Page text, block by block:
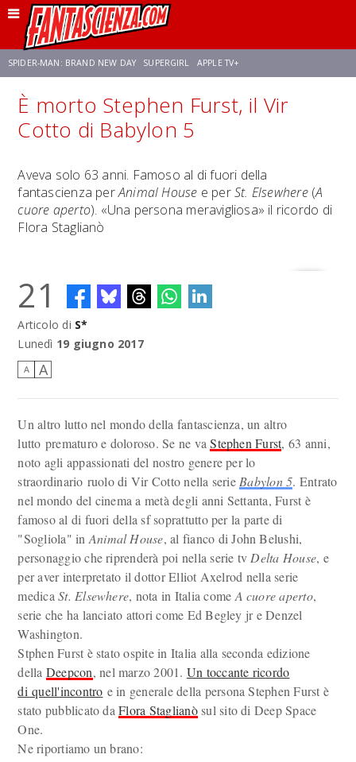
SPIDER-MAN: BRAND NEW DAY SUPERGIRL APPLE TV+
FRANCO RICCIARDIELLO ZENDAYA STAR TREK AVENGERS: DOOMSDAY
È morto Stephen Furst, il Vir
Cotto di Babylon 5
Aveva solo 63 anni. Famoso al di fuori della
fantascienza perAnimal House e perSt. Elsewhere(A
cuore aperto). «Una persona meravigliosa» il ricordo di
Flora Staglianò
21
Articolo di S*
Lunedì 19 giugno 2017
A A
Un altro lutto nel mondo della fantascienza, un altro
lutto prematuro e doloroso. Se ne vaStephen Furst, 63 anni,
noto agli appassionati del nostro genere per lo
straordinario ruolo di Vir Cotto nella serie Babylon 5. Entrato
nel mondo del cinema a metà degli anni Settanta, Furst è
famoso al di fuori della sf soprattutto per la parte di
"Sogliola" in Animal House, al fianco di John Belushi,
personaggio che riprenderà poi nella serie tv Delta House, e
per aver interpretato il dottor Elliot Axelrod nella serie
medicaSt. Elsewhere, nota in Italia come A cuore aperto,
serie che ha lanciato attori come Ed Begley jr e Denzel
Washington.
Stphen Furst è stato ospite in Italia alla seconda edizione
della Deepcon, nel marzo 2001. Un toccante ricordo
di quell'incontro e in generale della persona Stephen Furst è
stato pubblicato daFlora Staglianòsul sito di Deep Space
One.
Ne riportiamo un brano: